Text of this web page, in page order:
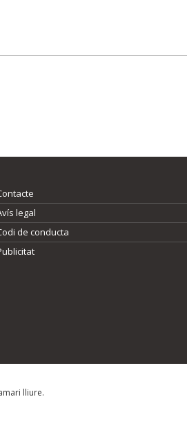
legal
de conducta
lliure.